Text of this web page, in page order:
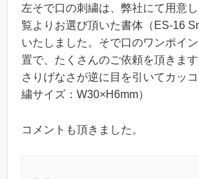
左そで口の刺繍は、弊社にて用意
覧よりお選び頂いた書体（ES-16
いたしました。そで口のワンポイ
置で、たくさんのご依頼を頂きま
さりげなさが逆に目を引いてカッ
繍サイズ：W30×H6mm）
コメントも頂きました。